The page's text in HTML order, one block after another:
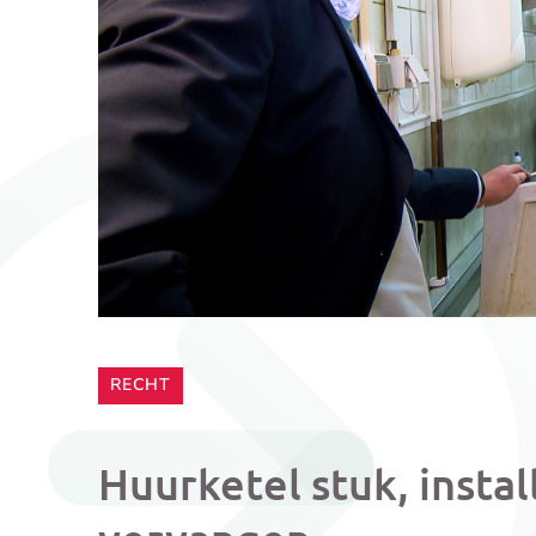
CATEGORIE:
RECHT
Huurketel stuk,